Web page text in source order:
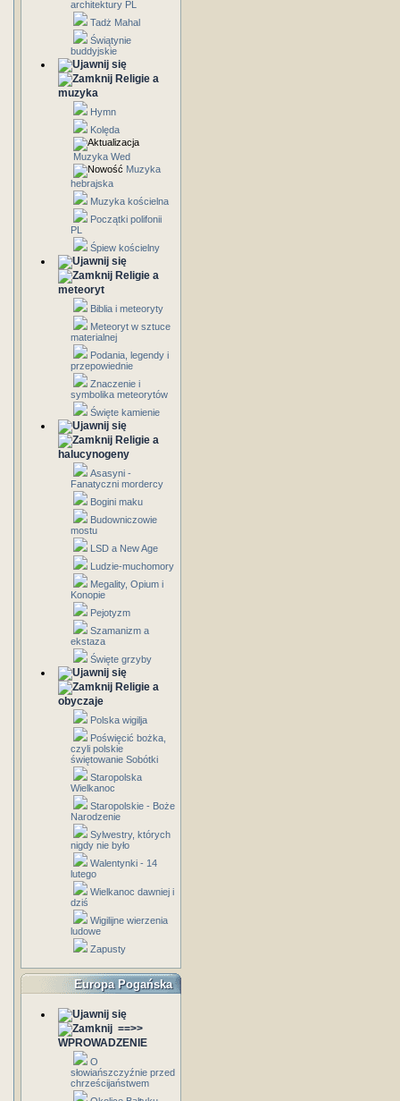
architektury PL
Tadż Mahal
Świątynie
buddyjskie
Religie a
muzyka
Hymn
Kolęda
Muzyka Wed
Muzyka
hebrajska
Muzyka kościelna
Początki polifonii
PL
Śpiew kościelny
Religie a
meteoryt
Biblia i meteoryty
Meteoryt w sztuce
materialnej
Podania, legendy i
przepowiednie
Znaczenie i
symbolika meteorytów
Święte kamienie
Religie a
halucynogeny
Asasyni -
Fanatyczni mordercy
Bogini maku
Budowniczowie
mostu
LSD a New Age
Ludzie-muchomory
Megality, Opium i
Konopie
Pejotyzm
Szamanizm a
ekstaza
Święte grzyby
Religie a
obyczaje
Polska wigilja
Poświęcić bożka,
czyli polskie
świętowanie Sobótki
Staropolska
Wielkanoc
Staropolskie - Boże
Narodzenie
Sylwestry, których
nigdy nie było
Walentynki - 14
lutego
Wielkanoc dawniej i
dziś
Wigilijne wierzenia
ludowe
Zapusty
Europa Pogańska
==>>
WPROWADZENIE
O
słowiańszczyźnie przed
chrześcijaństwem